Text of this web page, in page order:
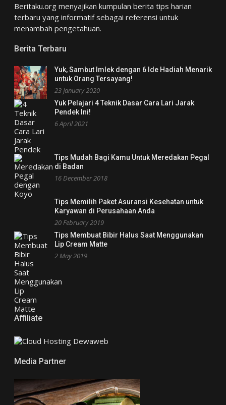
Beritaku.orgmenyajikan kumpulan berita tips harian
terbaru yang informatif sebagai referensi untuk
menambah pengetahuan.
Berita Terbaru
Yuk, Sambut Imlek dengan 6 Ide Hadiah Menarik
untuk Orang Tersayang!
23 January 2020
Yuk Pelajari 4 Teknik Dasar Cara Lari Jarak
Pendek Ini!
6 April 2021
Tips Mudah Bagi Kamu Untuk Meredakan Pegal
di Badan
16 December 2018
Tips Memilih Paket Asuransi Kesehatan untuk
Karyawan di Perusahaan Anda
20 February 2019
Tips Membuat Bibir Halus Saat Menggunakan
Lip Cream Matte
2 May 2019
Affiliate
Media Partner